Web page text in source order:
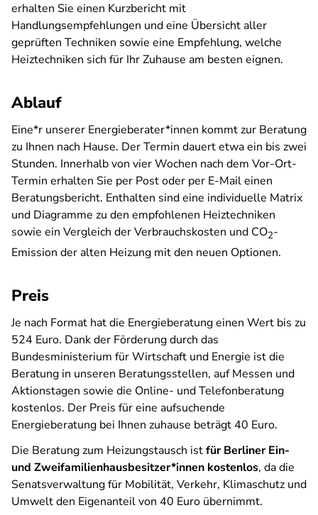
erhalten Sie einen Kurzbericht mit
Handlungsempfehlungen und eine Übersicht aller
geprüften Techniken sowie eine Empfehlung, welche
Heiztechniken sich für Ihr Zuhause am besten eignen.
Ablauf
Eine*r unserer Energieberater*innen kommt zur Beratung
zu Ihnen nach Hause. Der Termin dauert etwa ein bis zwei
Stunden. Innerhalb von vier Wochen nach dem Vor-Ort-
Termin erhalten Sie per Post oder per E-Mail einen
Beratungsbericht. Enthalten sind eine individuelle Matrix
und Diagramme zu den empfohlenen Heiztechniken
sowie ein Vergleich der Verbrauchskosten und CO2-
Emission der alten Heizung mit den neuen Optionen.
Preis
Je nach Format hat die Energieberatung einen Wert bis zu
524 Euro. Dank der Förderung durch das
Bundesministerium für Wirtschaft und Energie ist die
Beratung in unseren Beratungsstellen, auf Messen und
Aktionstagen sowie die Online- und Telefonberatung
kostenlos. Der Preis für eine aufsuchende
Energieberatung bei Ihnen zuhause beträgt 40 Euro.
Die Beratung zum Heizungstausch istfür Berliner Ein-
und Zweifamilienhausbesitzer*innen kostenlos, da die
Senatsverwaltung für Mobilität, Verkehr, Klimaschutz und
Umwelt den Eigenanteil von 40 Euro übernimmt.